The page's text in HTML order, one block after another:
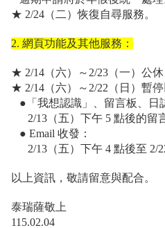
★ 2/24（二）恢復自尋服務。
2. 網頁功能及其他服務：
★ 2/14（六）～2/23（一）公
★ 2/14（六）～2/22（日）暫停
●「我想認識」、留言板、日
2/13（五）下午 5 點後的留
● Email 收發：
2/13（五）下午 4 點後至 2/
以上資訊，敬請留意與配合。
泰瑞薩敬上
115.02.04